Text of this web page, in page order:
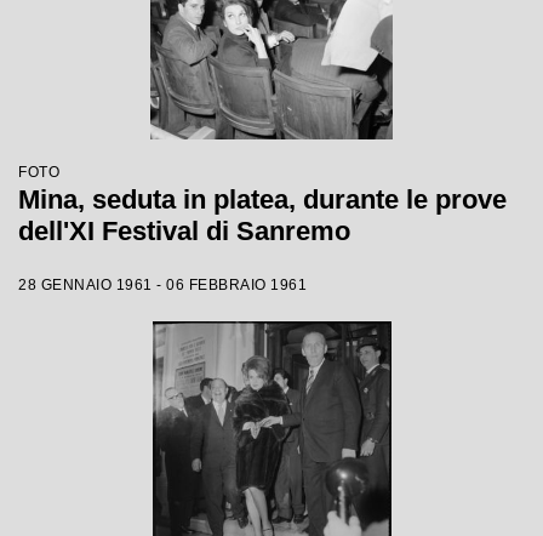
FOTO
Mina, seduta in platea, durante le prove
dell'XI Festival di Sanremo
28 GENNAIO 1961 - 06 FEBBRAIO 1961